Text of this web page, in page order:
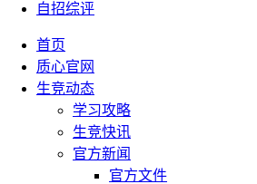
自招综评
首页
质心官网
生竞动态
学习攻略
生竞快讯
官方新闻
官方文件